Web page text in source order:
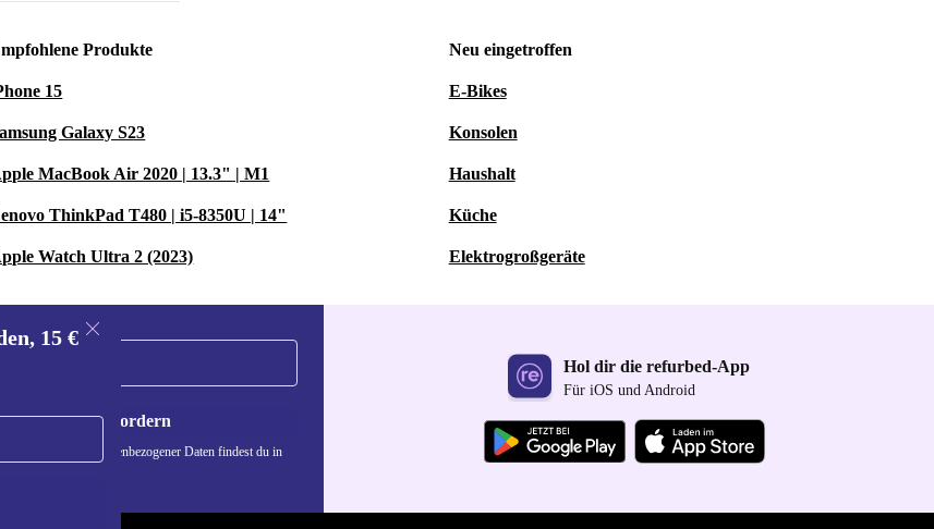
Produkte
15
Galaxy S23
MacBook Air 2020 | 13.3" | M1
ThinkPad T480 | i5-8350U | 14"
Watch Ultra 2 (2023)
Neu eingetroffen
E-Bikes
Konsolen
Haushalt
Küche
Elektrogroßgeräte
15 €
Gutschein anfordern
Verwendung personenbezogener Daten findest du in
Hol dir die refurbed-App
Für iOS und Android